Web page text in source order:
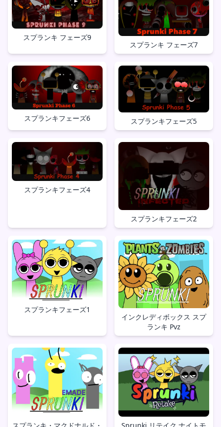
スプランキ フェーズ9
スプランキ フェーズ7
スプランキフェーズ6 スプランキフェーズ5
スプランキフェーズ4
スプランキフェーズ2
スプランキフェーズ1
インクレディボックス スプ
ランキ Pvz